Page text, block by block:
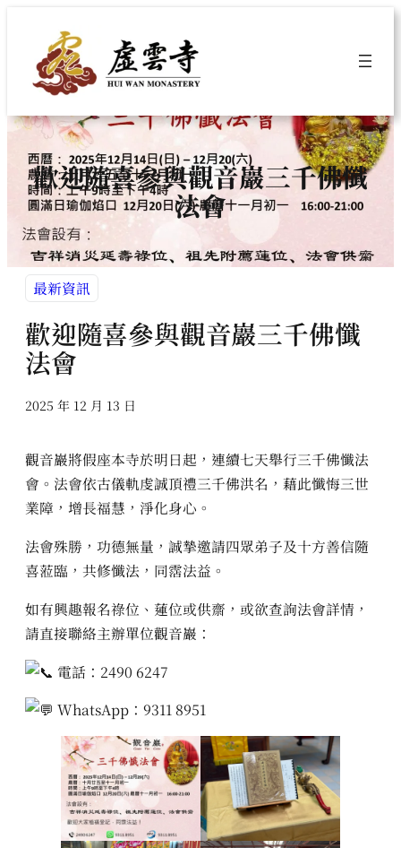
內
歡迎隨喜參與觀音巖三千佛懺
法會
最新資訊
歡迎隨喜參與觀音巖三千佛懺
法會
2025 年 12 月 13 日
觀音巖將假座本寺於明日起，連續七天舉行三千佛懺法
會。法會依古儀軌虔誠頂禮三千佛洪名，藉此懺悔三世
業障，增長福慧，淨化身心。
法會殊勝，功德無量，誠摯邀請四眾弟子及十方善信隨
喜蒞臨，共修懺法，同霑法益。
如有興趣報名祿位、蓮位或供齋，或欲查詢法會詳情，
請直接聯絡主辦單位觀音巖：
電話：2490 6247
WhatsApp：9311 8951